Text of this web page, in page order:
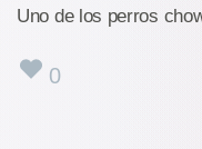
Uno de los perros
0